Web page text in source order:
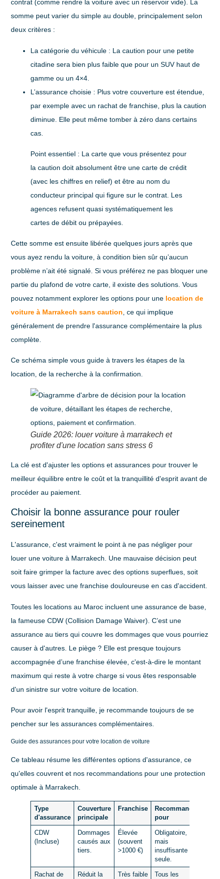
contrat (comme rendre la voiture avec un réservoir vide). La
somme peut varier du simple au double, principalement selon
deux critères :
La catégorie du véhicule : La caution pour une petite
citadine sera bien plus faible que pour un SUV haut de
gamme ou un 4×4.
L’assurance choisie : Plus votre couverture est étendue,
par exemple avec un rachat de franchise, plus la caution
diminue. Elle peut même tomber à zéro dans certains
cas.
Point essentiel : La carte que vous présentez pour
la caution doit absolument être unecarte de crédit
(avec les chiffres en relief) et être au nom du
conducteur principal qui figure sur le contrat. Les
agences refusent quasi systématiquement les
cartes de débit ou prépayées.
Cette somme est ensuite libérée quelques jours après que
vous ayez rendu la voiture, à condition bien sûr qu’aucun
problème n’ait été signalé. Si vous préférez ne pas bloquer une
partie du plafond de votre carte, il existe des solutions. Vous
pouvez notamment explorer les options pour une location de
voiture à Marrakech sans caution , ce qui implique
généralement de prendre l'assurance complémentaire la plus
complète.
Ce schéma simple vous guide à travers les étapes de la
location, de la recherche à la confirmation.
Guide 2026: louer voiture à marrakech et
profiter d'une location sans stress 6
La clé est d'ajuster les options et assurances pour trouver le
meilleur équilibre entre le coût et la tranquillité d'esprit avant de
procéder au paiement.
Choisir la bonne assurance pour rouler
sereinement
L'assurance, c'est vraiment le point à ne pas négliger pour
louer une voiture à Marrakech. Une mauvaise décision peut
soit faire grimper la facture avec des options superflues, soit
vous laisser avec une franchise douloureuse en cas d'accident.
Toutes les locations au Maroc incluent une assurance de base,
la fameuseCDW (Collision Damage Waiver) . C’est une
assurance au tiers qui couvre les dommages que vous pourriez
causer à d'autres. Le piège ? Elle est presque toujours
accompagnée d’unefranchise élevée, c'est-à-dire le montant
maximum qui reste à votre charge si vous êtes responsable
d'un sinistre sur votre voiture de location.
Pour avoir l'esprit tranquille, je recommande toujours de se
pencher sur les assurances complémentaires.
Guide des assurances pour votre location de voiture
Ce tableau résume les différentes options d'assurance, ce
qu'elles couvrent et nos recommandations pour une protection
optimale à Marrakech.
Type
d'assurance
Couverture
principale
Franchise
Recommandé
pour
CDW
(Incluse)
Dommages
causés aux
tiers.
Élevée
(souvent
>1000 €)
Obligatoire,
mais
insuffisante
seule.
Rachat de
Réduit la
Très faible
Tous les